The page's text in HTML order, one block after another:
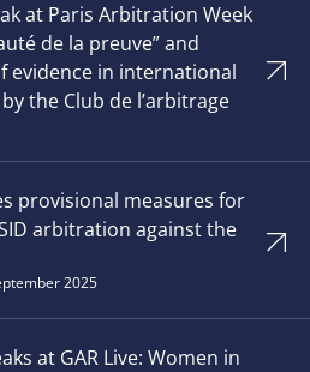
at Paris Arbitration Week
de la preuve” and
evidence in international
the Club de l’arbitrage
provisional measures for
arbitration against the
2025
at GAR Live: Women in